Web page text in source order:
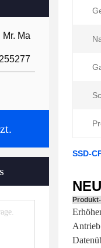
Mr. Ma
SSD-